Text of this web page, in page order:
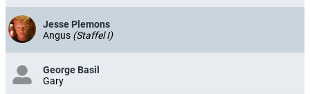
Jesse Plemons
Angus (Staffel I)
George Basil
Gary